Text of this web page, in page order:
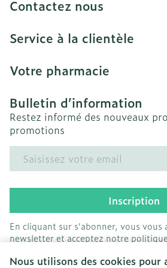
Nous utilisons des cookies pour
endommager les bas.
d'une mauvaise utilisation ou
Contactez nous
Service à la clientèle
Votre pharmacie
Bulletin d’information
Restez informé des nouveaux
promotions
Adresse mail
Inscription
En cliquant sur s'abonner, vous vous
newsletter et acceptez notre